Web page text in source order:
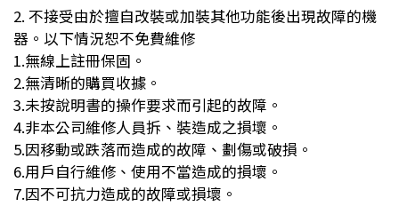
2. 不接受由於擅自改裝或加裝其他功能後出現故障的機
器。以下情況恕不免費維修
1.無線上註冊保固。
2.無清晰的購買收據。
3.未按說明書的操作要求而引起的故障。
4.非本公司維修人員拆、裝造成之損壞。
5.因移動或跌落而造成的故障、劃傷或破損。
6.用戶自行維修、使用不當造成的損壞。
7.因不可抗力造成的故障或損壞。